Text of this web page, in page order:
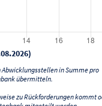
in Summe pro
übermitteln.
zu Rückforderungen kommt